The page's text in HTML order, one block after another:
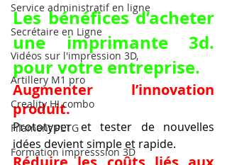
Service administratif en ligne
Secrétaire en Ligne
Vidéos sur l'impression 3D,
Artillery M1 pro
Creality HI combo
Filament PETG
Formation impresssion 3D
Les bénéfices d’acheter
une imprimante 3d.
pour votre entreprise.
Augmenter l’innovation
produit.
Prototyper et tester de nouvelles
idées devient simple et rapide.